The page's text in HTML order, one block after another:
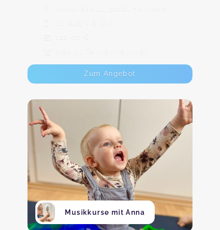
Voßstraße 11, 30161 Hannover
11. Aug - 6. Okt
120,00 €
Max. 11 TeilnehmerInnen
Zum Angebot
Musikkurse mit Anna